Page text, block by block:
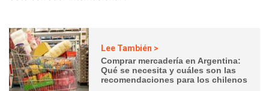
Lee También >
Comprar mercadería en Argentina:
Qué se necesita y cuáles son las
recomendaciones para los chilenos